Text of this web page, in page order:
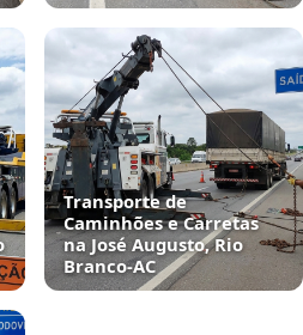
Transporte de
Caminhões e Carretas
na José Augusto, Rio
Branco‑AC